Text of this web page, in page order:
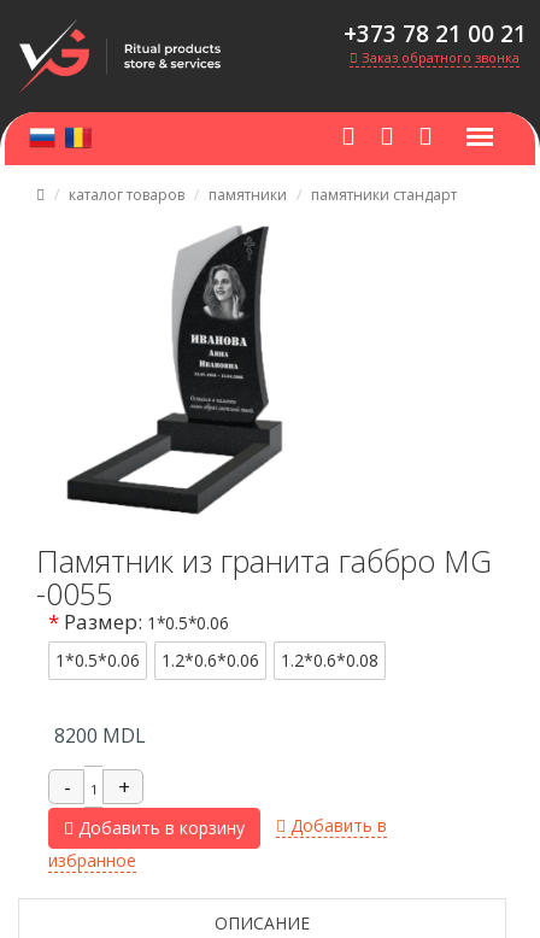
+373 78 21 00 21
Заказ обратного звонка
каталог товаров памятники памятники стандарт
Памятник из гранита габбро MG
-0055
* Размер: 1*0.5*0.06
1*0.5*0.06
1.2*0.6*0.06 1.2*0.6*0.08
8200 MDL
Добавить в корзину
Добавить в
избранное
ОПИСАНИЕ